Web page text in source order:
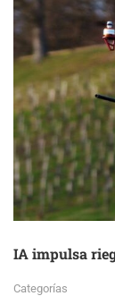
IA impulsa
Categorías